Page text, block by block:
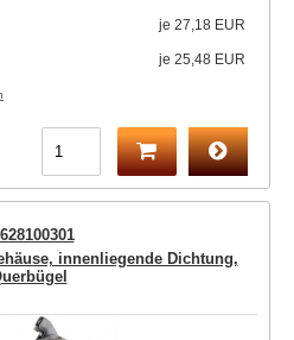
je 27,18 EUR
je 25,48 EUR
innenliegende Dichtung,